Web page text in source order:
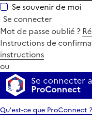
Se souvenir de moi
Se connecter
Mot de passe oublié ?
Instructions de
instructions
ou
Se connecter
ProConnect
Qu'est-ce que ProConnect ?